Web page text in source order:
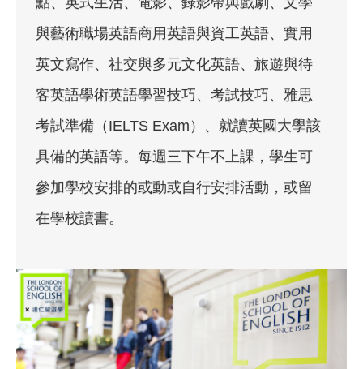
與藝術職場英語商用英語與資工英語、實用
英文寫作、社交與多元文化英語、旅遊與待
客英語學術英語學習技巧、考試技巧、雅思
考試準備（IELTS Exam）、就讀英國大學該
具備的英語等。每週三下午不上課，學生可
參加學校安排的或動或自行安排活動，或留
在學校讀書。